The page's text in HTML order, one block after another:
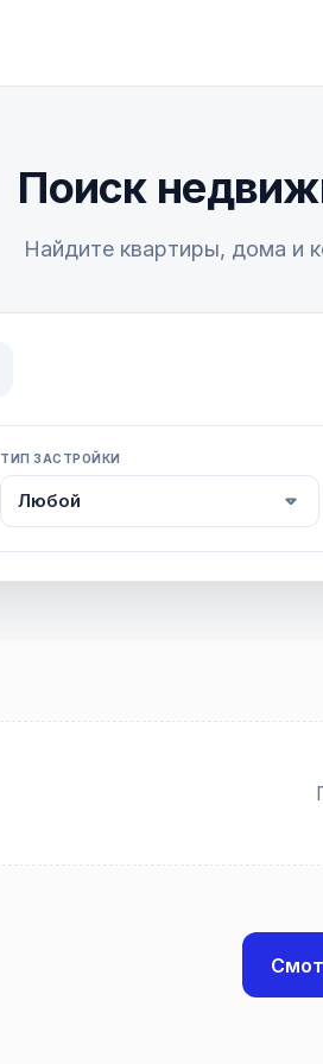
Поиск
Найдите квартиры, дома и
ТИП ЗАСТРОЙКИ
Любой